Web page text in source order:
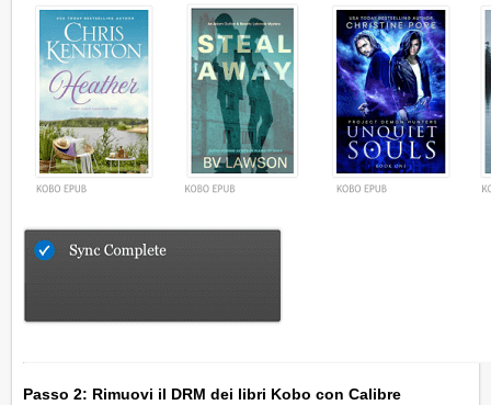
Passo 2: Rimuovi il DRM dei libri Kobo con Calibre